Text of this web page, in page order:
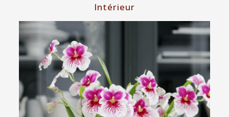
Intérieur